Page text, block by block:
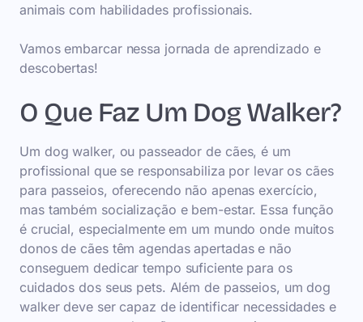
animais com habilidades profissionais.
Vamos embarcar nessa jornada de aprendizado e
descobertas!
O Que Faz Um Dog Walker?
Um dog walker, ou passeador de cães, é um
profissional que se responsabiliza por levar os cães
para passeios, oferecendo não apenas exercício,
mas também socialização e bem-estar. Essa função
é crucial, especialmente em um mundo onde muitos
donos de cães têm agendas apertadas e não
conseguem dedicar tempo suficiente para os
cuidados dos seus pets. Além de passeios, um dog
walker deve ser capaz de identificar necessidades e